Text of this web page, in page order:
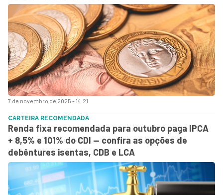
7 de novembro de 2025 - 14:21
CARTEIRA RECOMENDADA
Renda fixa recomendada para outubro paga IPCA
+ 8,5% e 101% do CDI — confira as opções de
debêntures isentas, CDB e LCA